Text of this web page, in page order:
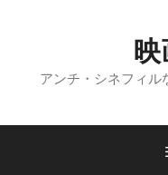
へ
アンチ・シネフィル